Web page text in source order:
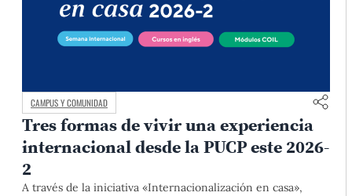
CAMPUS Y COMUNIDAD
Tres formas de vivir una experiencia
internacional desde la PUCP este 2026-
2
A través de la iniciativa «Internacionalización en casa»,